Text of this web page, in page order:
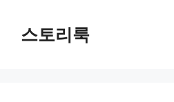
content스토리룩